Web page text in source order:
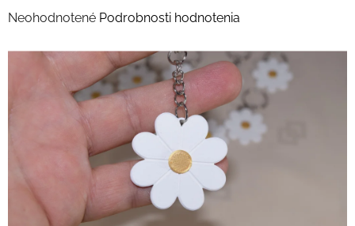
Priemerné
produktu
Neohodnotené Podrobnosti hodnotenia